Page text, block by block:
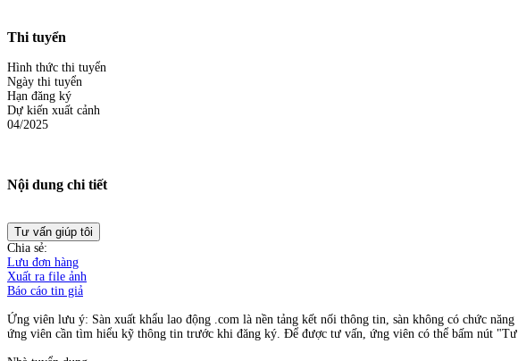
Thi tuyển
Hình thức thi tuyển
Ngày thi tuyển
Hạn đăng ký
Dự kiến xuất cảnh
04/2025
Nội dung chi tiết
Tư vấn giúp tôi
Chia sẻ:
Lưu đơn hàng
Xuất ra file ảnh
Báo cáo tin giả
Ứng viên lưu ý: Sàn xuất khẩu lao động .com là nền tảng kết nối thông tin, sàn không có chức
ứng viên cần tìm hiểu kỹ thông tin trước khi đăng ký. Để được tư vấn, ứng viên có thể bấm nút